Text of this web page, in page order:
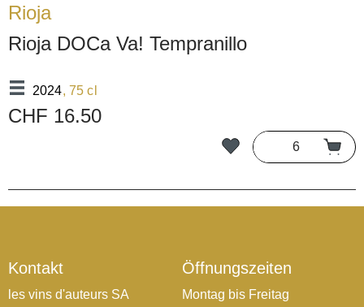
Rioja
Rioja DOCa Va! Tempranillo
2024, 75 cl
CHF 16.50
Kontakt
les vins d'auteurs SA
Öffnungszeiten
Montag bis Freitag